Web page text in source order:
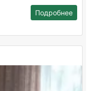
Подробнее